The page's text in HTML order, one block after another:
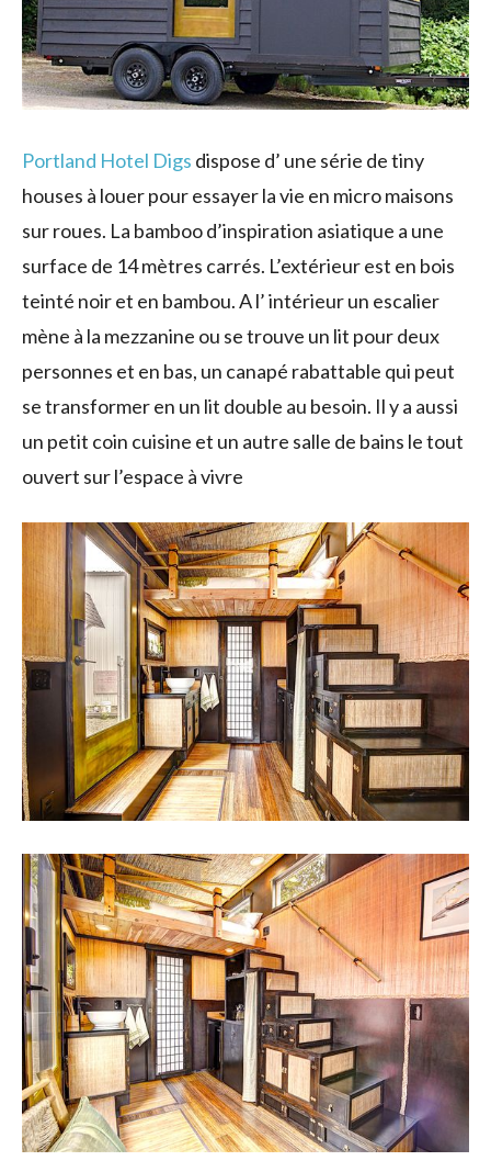
Portland Hotel Digs dispose d’ une série de tiny
houses à louer pour essayer la vie en micro maisons
sur roues. La bamboo d’inspiration asiatique a une
surface de 14 mètres carrés. L’extérieur est en bois
teinté noir et en bambou. A l’ intérieur un escalier
mène à la mezzanine ou se trouve un lit pour deux
personnes et en bas, un canapé rabattable qui peut
se transformer en un lit double au besoin. Il y a aussi
un petit coin cuisine et un autre salle de bains le tout
ouvert sur l’espace à vivre